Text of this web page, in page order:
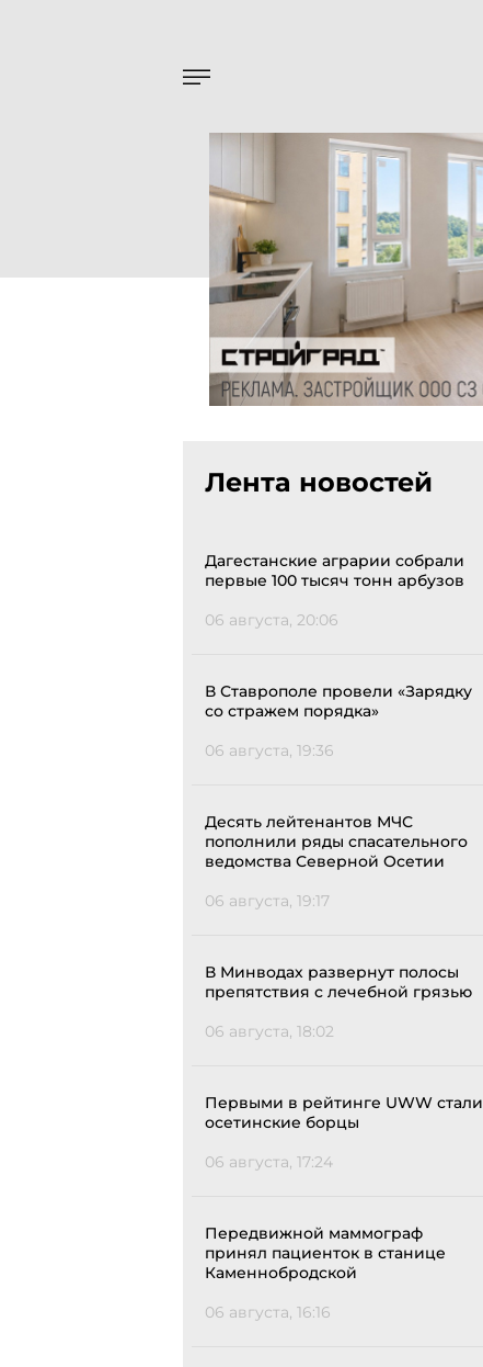
Лента новостей
Дагестанские аграрии собрали
первые 100 тысяч тонн арбузов
06 августа, 20:06
В Ставрополе провели «Зарядку
со стражем порядка»
06 августа, 19:36
Десять лейтенантов МЧС
пополнили ряды спасательного
ведомства Северной Осетии
06 августа, 19:17
В Минводах развернут полосы
препятствия с лечебной грязью
06 августа, 18:02
Первыми в рейтинге UWW стали
осетинские борцы
06 августа, 17:24
Передвижной маммограф
принял пациенток в станице
Каменнобродской
06 августа, 16:16